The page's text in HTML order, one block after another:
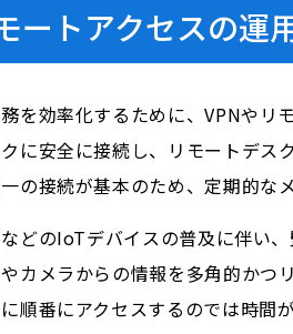
ートアクセスの運
を効率化するために、VPNや
に安全に接続し、リモートデス
の接続が基本のため、定期的な
どのIoTデバイスの普及に伴い
カメラからの情報を多角的かつ
順番にアクセスするのでは時間